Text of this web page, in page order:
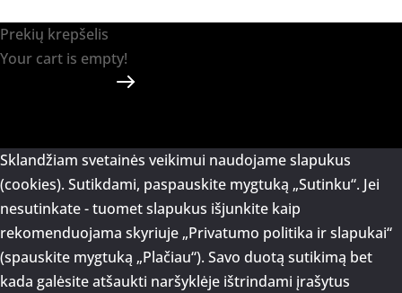
Prekių krepšelis
Your cart is empty!
Sklandžiam svetainės veikimui naudojame slapukus
(cookies). Sutikdami, paspauskite mygtuką „Sutinku“. Jei
nesutinkate - tuomet slapukus išjunkite kaip
rekomenduojama skyriuje „Privatumo politika ir slapukai“
(spauskite mygtuką „Plačiau“). Savo duotą sutikimą bet
kada galėsite atšaukti naršyklėje ištrindami įrašytus